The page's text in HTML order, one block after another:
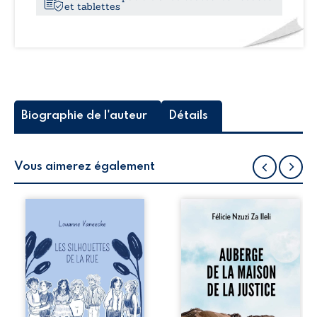
et tablettes
Biographie de l'auteur Détails
Vous aimerez également
la rue donne la
parole à six
personnages
ordinaires,
traversés par des
pensées, des
émotions et des
silences qui
Auberge de la
récit-témoignage
consacré au
parcours
exemplaire de
Mbala Zi Nkuaku
Lema Félix.